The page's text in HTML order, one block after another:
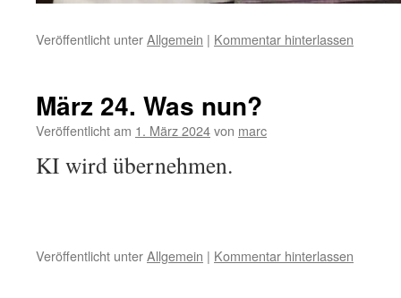
Veröffentlicht unterAllgemein | Kommentar hinterlassen
März 24. Was nun?
Veröffentlicht am 1. März 2024von marc
KI wird übernehmen.
Veröffentlicht unterAllgemein | Kommentar hinterlassen